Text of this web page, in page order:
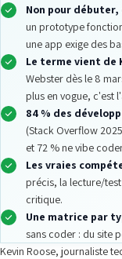
Non pour
un prototype
une app exige des
Le terme vient de
Webster dès le 8
plus en vogue, c'est
84 % des
(Stack Overflow
et 72 % ne vibe
Les vraies
précis, la lecture/
critique.
Une matrice par
sans coder : du site
Kevin Roose, journaliste